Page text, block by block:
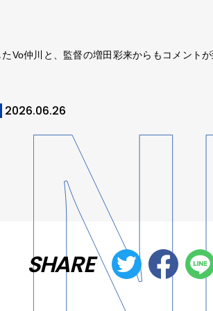
Vo仲川と、監督の増田彩来からもコメント
2026.06.26
SHARE